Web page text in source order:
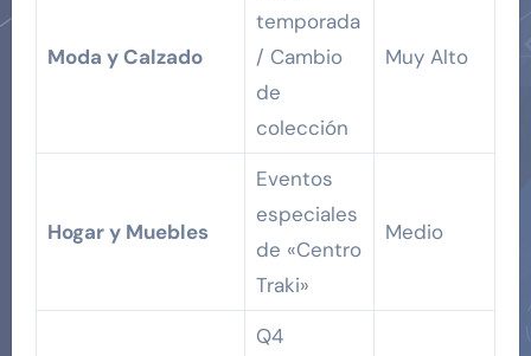
Moda y Calzado
temporada
/ Cambio
de
colección
Muy Alto
Hogar y Muebles
Eventos
especiales
de «Centro
Traki»
Medio
Q4